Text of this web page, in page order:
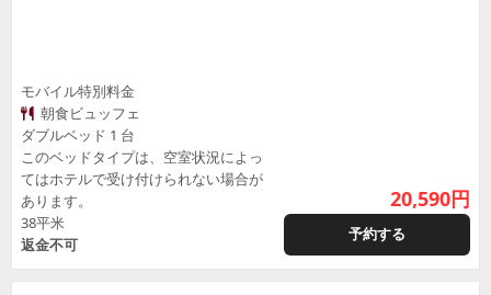
モバイル特別料金
朝食ビュッフェ
ダブルベッド 1 台
このベッドタイプは、空室状況によっ
てはホテルで受け付けられない場合が
あります。
38平米
返金不可
20,590円
予約する